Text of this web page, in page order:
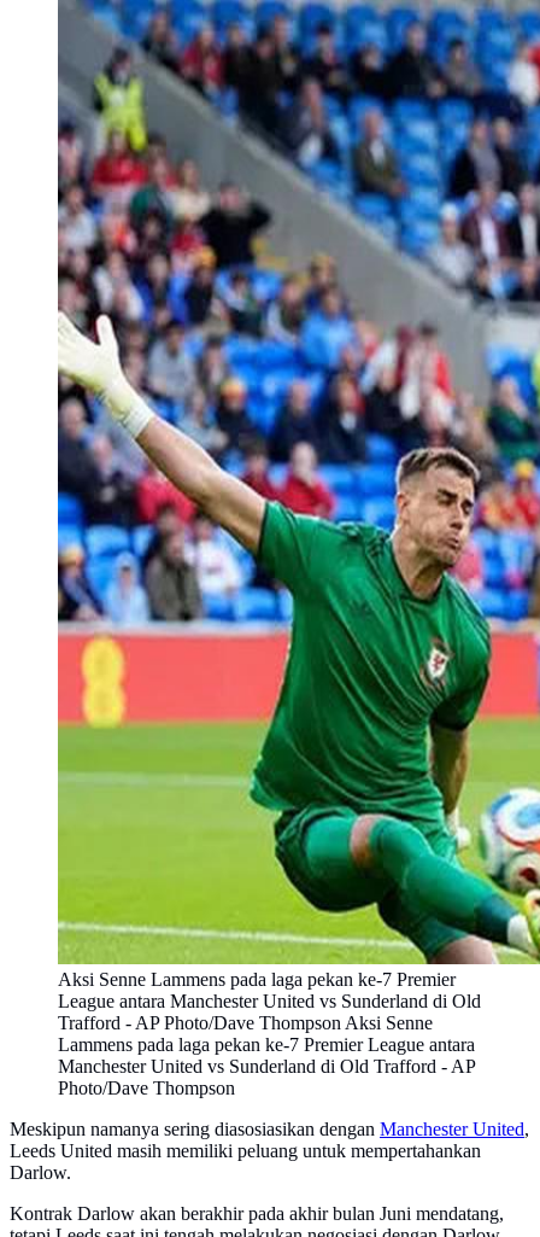
Aksi Senne Lammens pada laga pekan ke-7 Premier
League antara Manchester United vs Sunderland di Old
Trafford - AP Photo/Dave Thompson Aksi Senne
Lammens pada laga pekan ke-7 Premier League antara
Manchester United vs Sunderland di Old Trafford - AP
Photo/Dave Thompson
Meskipun namanya sering diasosiasikan dengan Manchester United,
Leeds United masih memiliki peluang untuk mempertahankan
Darlow.
Kontrak Darlow akan berakhir pada akhir bulan Juni mendatang,